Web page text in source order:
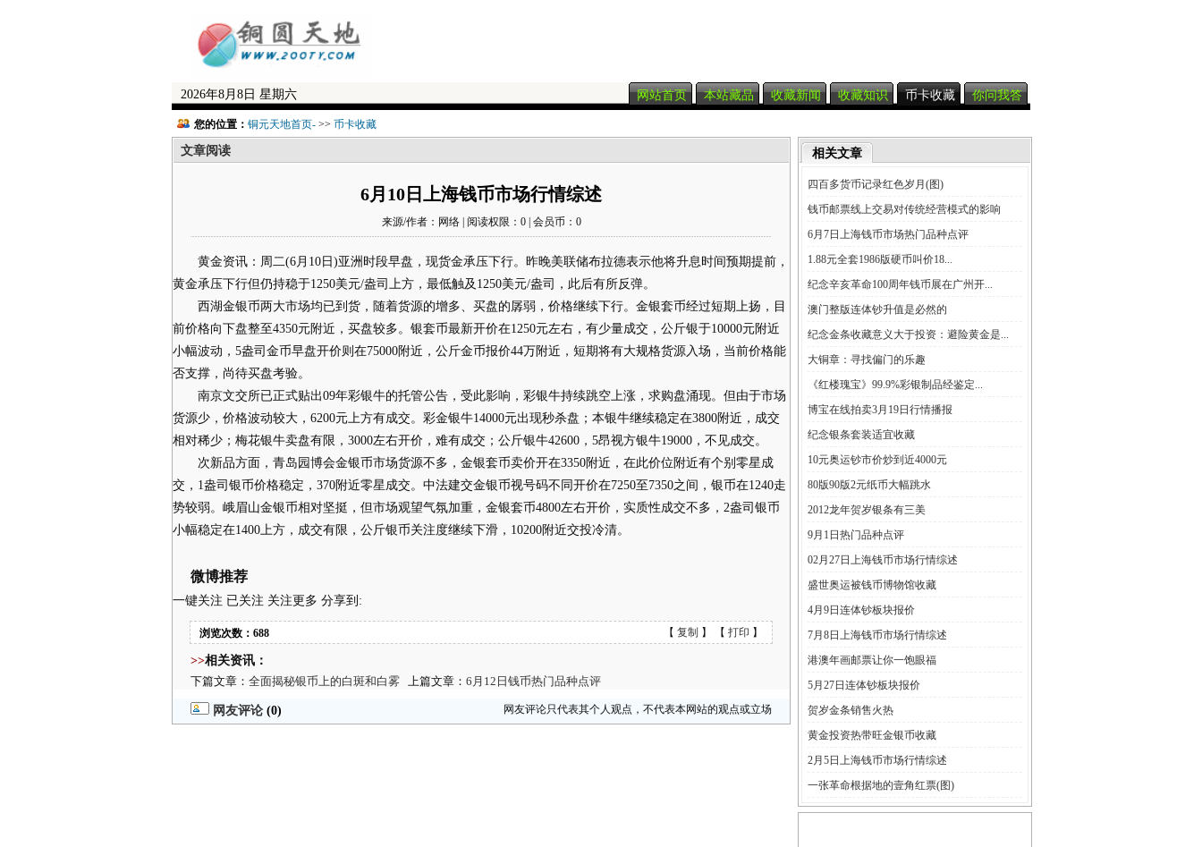
2026年8月8日 星期六 网站首页 本站藏品 收藏新闻 收藏知识 币卡收藏 你问我答
您的位置： 铜元天地首页- >> 币卡收藏
文章阅读
6月10日上海钱币市场行情综述
来源/作者：网络 | 阅读权限：0 | 会员币：0
黄金资讯：周二(6月10日)亚洲时段早盘，现货金承压下行。昨晚美联储布拉德表示他将升息时间预期提前，
黄金承压下行但仍持稳于1250美元/盎司上方，最低触及1250美元/盎司，此后有所反弹。
西湖金银币两大市场均已到货，随着货源的增多、买盘的孱弱，价格继续下行。金银套币经过短期上扬，目
前价格向下盘整至4350元附近，买盘较多。银套币最新开价在1250元左右，有少量成交，公斤银于10000元附近
小幅波动，5盎司金币早盘开价则在75000附近，公斤金币报价44万附近，短期将有大规格货源入场，当前价格能
否支撑，尚待买盘考验。
南京文交所已正式贴出09年彩银牛的托管公告，受此影响，彩银牛持续跳空上涨，求购盘涌现。但由于市场
货源少，价格波动较大，6200元上方有成交。彩金银牛14000元出现秒杀盘；本银牛继续稳定在3800附近，成交
相对稀少；梅花银牛卖盘有限，3000左右开价，难有成交；公斤银牛42600，5昂视方银牛19000，不见成交。
次新品方面，青岛园博会金银币市场货源不多，金银套币卖价开在3350附近，在此价位附近有个别零星成
交，1盎司银币价格稳定，370附近零星成交。中法建交金银币视号码不同开价在7250至7350之间，银币在1240走
势较弱。峨眉山金银币相对坚挺，但市场观望气氛加重，金银套币4800左右开价，实质性成交不多，2盎司银币
小幅稳定在1400上方，成交有限，公斤银币关注度继续下滑，10200附近交投冷清。
微博推荐
一键关注 已关注 关注更多 分享到:
浏览次数：688 【 复制 】 【 打印 】
>>相关资讯：
下篇文章： 全面揭秘银币上的白斑和白雾 上篇文章： 6月12日钱币热门品种点评
网友评论 (0) 网友评论只代表其个人观点，不代表本网站的观点或立场
相关文章
四百多货币记录红色岁月(图)
钱币邮票线上交易对传统经营模式的影响
6月7日上海钱币市场热门品种点评
1.88元全套1986版硬币叫价18...
纪念辛亥革命100周年钱币展在广州开...
澳门整版连体钞升值是必然的
纪念金条收藏意义大于投资：避险黄金是...
大铜章：寻找偏门的乐趣
《红楼瑰宝》99.9%彩银制品经鉴定...
博宝在线拍卖3月19日行情播报
纪念银条套装适宜收藏
10元奥运钞市价炒到近4000元
80版90版2元纸币大幅跳水
2012龙年贺岁银条有三美
9月1日热门品种点评
02月27日上海钱币市场行情综述
盛世奥运被钱币博物馆收藏
4月9日连体钞板块报价
7月8日上海钱币市场行情综述
港澳年画邮票让你一饱眼福
5月27日连体钞板块报价
贺岁金条销售火热
黄金投资热带旺金银币收藏
2月5日上海钱币市场行情综述
一张革命根据地的壹角红票(图)